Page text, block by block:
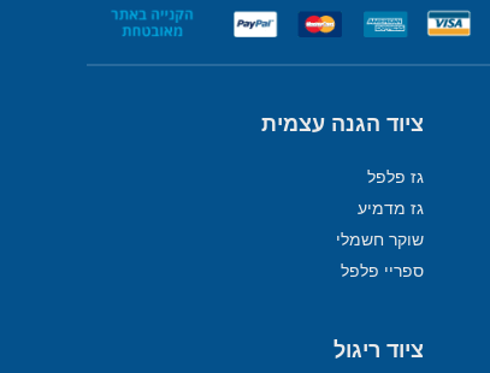
ציוד הגנה עצמית
גז פלפל
גז מדמיע
שוקר חשמלי
ספריי פלפל
ציוד ריגול